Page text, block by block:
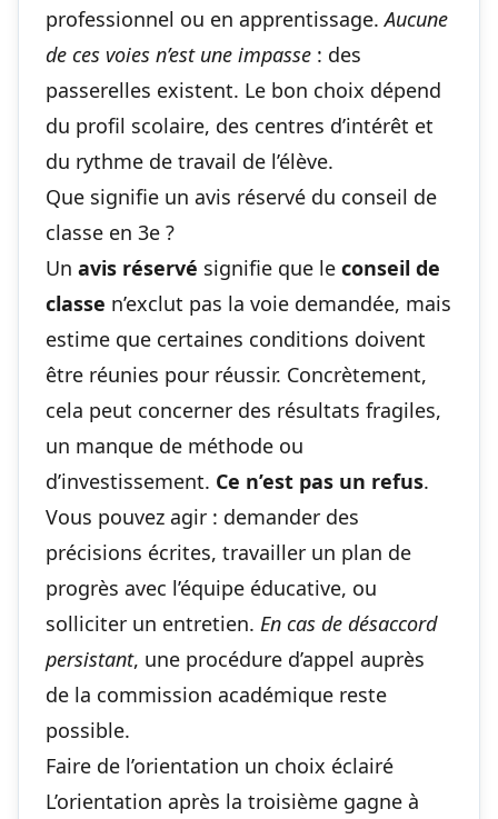
professionnel ou en apprentissage.Aucune
de ces voies n’est une impasse : des
passerelles existent. Le bon choix dépend
du profil scolaire, des centres d’intérêt et
du rythme de travail de l’élève.
Que signifie un avis réservé du conseil de
classe en 3e ?
Un avis réservé signifie que le conseil de
classe n’exclut pas la voie demandée, mais
estime que certaines conditions doivent
être réunies pour réussir. Concrètement,
cela peut concerner des résultats fragiles,
un manque de méthode ou
d’investissement. Ce n’est pas un refus.
Vous pouvez agir : demander des
précisions écrites, travailler un plan de
progrès avec l’équipe éducative, ou
solliciter un entretien. En cas de désaccord
persistant, une procédure d’appel auprès
de la commission académique reste
possible.
Faire de l’orientation un choix éclairé
L’orientation après la troisième gagne à